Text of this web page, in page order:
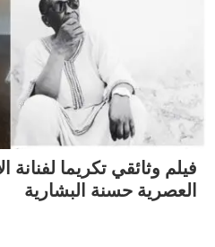
فيلم وثائقي تكريما لفنانة
العصرية حسنة البشارية